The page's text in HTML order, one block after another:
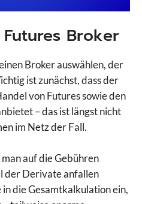
Broker
Broker auswählen, der
ist zunächst, dass der
von Futures sowie den
– das ist längst nicht
im Netz der Fall.
auf die Gebühren
der Derivate anfallen
die Gesamtkalkulation ein,